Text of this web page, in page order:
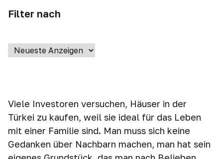
Filter nach
Viele Investoren versuchen, Häuser in der
Türkei zu kaufen, weil sie ideal für das Leben
mit einer Familie sind. Man muss sich keine
Gedanken über Nachbarn machen, man hat sein